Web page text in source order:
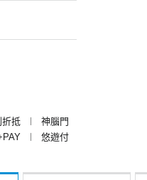
折抵 ︱
神腦門
︱
悠遊付